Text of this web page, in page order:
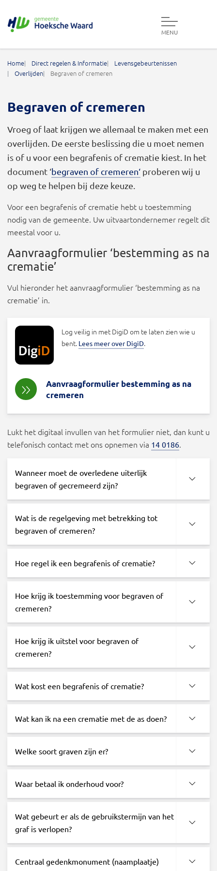
MENU
Home Direct regelen & Informatie
Levensgebeurtenissen
Overlijden
Begraven of cremeren
Begraven of cremeren
Vroeg of laat krijgen we allemaal te maken met een
overlijden. De eerste beslissing die u moet nemen
is of u voor een begrafenis of crematie kiest. In het
document ‘begraven of cremeren‘ proberen wij u
op weg te helpen bij deze keuze.
Voor een begrafenis of crematie hebt u toestemming
nodig van de gemeente. Uw uitvaartondernemer regelt dit
meestal voor u.
Aanvraagformulier ‘bestemming as na
crematie’
Vul hieronder het aanvraagformulier ‘bestemming as na
crematie’ in.
Log veilig in met DigiD om te laten zien wie u
bent. Lees meer over DigiD.
Aanvraagformulier bestemming as na
cremeren
Lukt het digitaal invullen van het formulier niet, dan kunt u
telefonisch contact met ons opnemen via 14 0186.
Wanneer moet de overledene uiterlijk
begraven of gecremeerd zijn?
Wat is de regelgeving met betrekking tot
begraven of cremeren?
Hoe regel ik een begrafenis of crematie?
Hoe krijg ik toestemming voor begraven of
cremeren?
Hoe krijg ik uitstel voor begraven of
cremeren?
Wat kost een begrafenis of crematie?
Wat kan ik na een crematie met de as doen?
Welke soort graven zijn er?
Waar betaal ik onderhoud voor?
Wat gebeurt er als de gebruikstermijn van het
graf is verlopen?
Centraal gedenkmonument (naamplaatje)